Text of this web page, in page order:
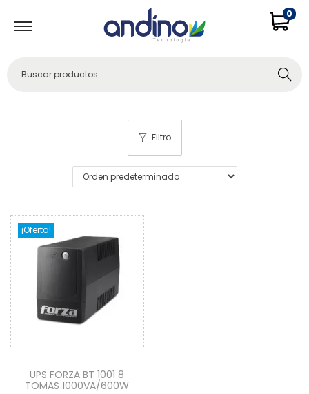
0
Buscar
Filtro
¡Oferta!
UPS FORZA BT 1001 8
TOMAS 1000VA/600W